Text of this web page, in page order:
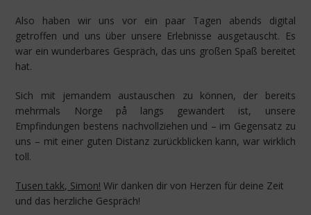
Also haben wir uns vor ein paar Tagen abends digital
getroffen und uns über unsere Erlebnisse ausgetauscht. Es
war ein wunderbares Gespräch, das uns großen Spaß bereitet
hat.
Sich mit jemandem austauschen zu können, der bereits
mehrmals Norge på langs gewandert ist, unsere
Empfindungen bestens nachvollziehen und – im Gegensatz zu
uns – mit einer guten Distanz zurückblicken kann, war wirklich
toll.
Tusen takk, Simon! Wir danken dir von Herzen für deine Zeit
und das herzliche Gespräch!